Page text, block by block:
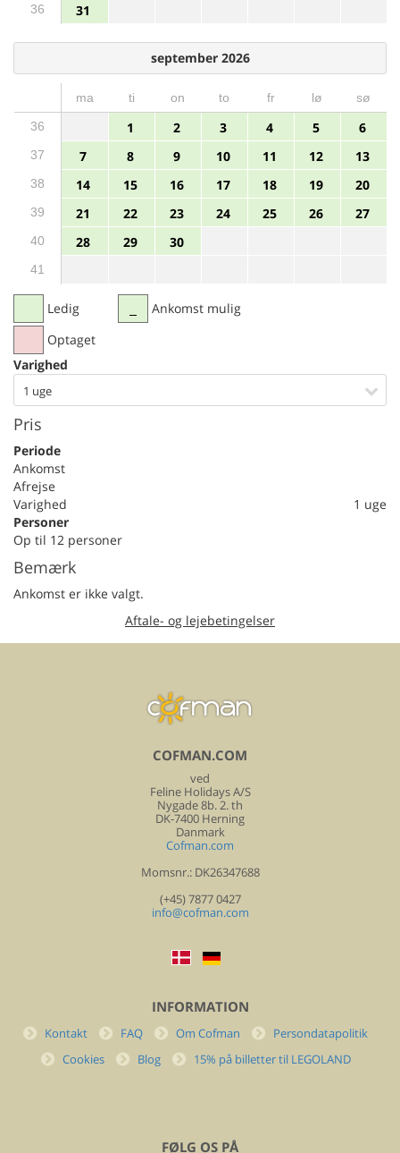
36 31
september 2026
ma ti on to fr lø
sø
36
1 2 3 4 5 6
37 7 8 9 10 11 12 13
38 14 15 16 17 18 19 20
39 21 22 23 24 25 26 27
40 28 29 30
41
Ledig
Optaget
Ankomst mulig
Varighed
1 uge
Pris
Periode
Ankomst
Afrejse
Varighed
1 uge
Personer
Op til 12 personer
Bemærk
Ankomst er ikke valgt.
Aftale- og lejebetingelser
COFMAN.COM
ved
Feline Holidays A/S
Nygade 8b. 2. th
DK-7400 Herning
Danmark
Cofman.com
Momsnr.: DK26347688
(+45) 7877 0427
info@cofman.com
INFORMATION
Kontakt FAQ Om Cofman
Persondatapolitik
Cookies
Blog 15% på billetter til LEGOLAND
FØLG OS PÅ